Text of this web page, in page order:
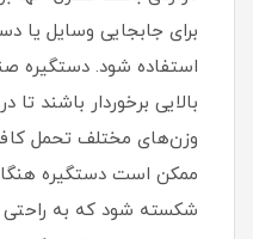
برای جابجایی وسایل یا
استفاده شود. دستگیره
بالایی برخوردار باشند
وزن‌های مختلف تحمل
ممکن است دستگیره
شکسته شود که به راحتی